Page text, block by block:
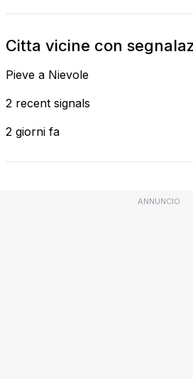
Citta vicine con
Pieve a Nievole
2 recent signals
2 giorni fa
ANNUNCIO